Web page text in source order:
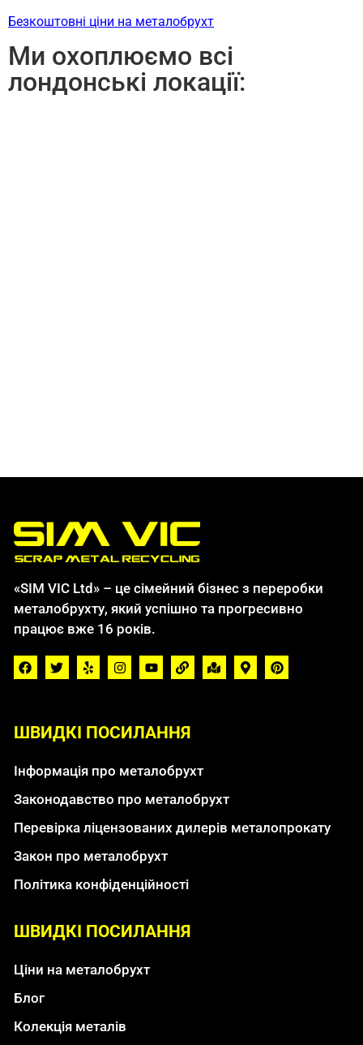
Безкоштовні ціни на металобрухт
Ми охоплюємо всі
лондонські локації:
«SIM VIC Ltd» – це сімейний бізнес з переробки
металобрухту, який успішно та прогресивно
працює вже 16 років.
ШВИДКІ ПОСИЛАННЯ
Інформація про металобрухт
Законодавство про металобрухт
Перевірка ліцензованих дилерів металопрокату
Закон про металобрухт
Політика конфіденційності
ШВИДКІ ПОСИЛАННЯ
Ціни на металобрухт
Блог
Колекція металів